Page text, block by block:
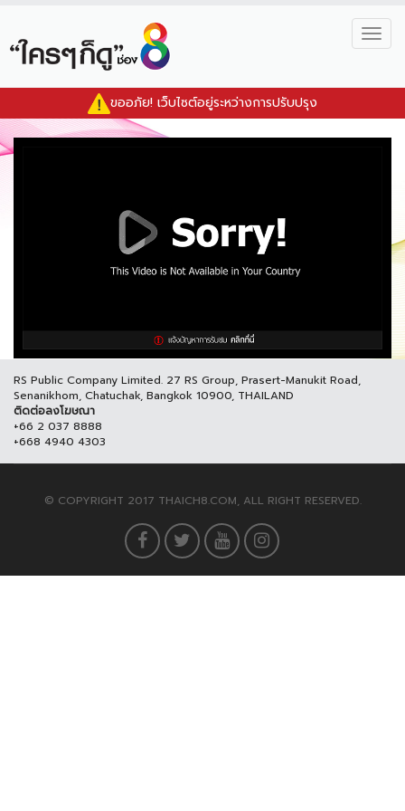
ขออภัย! เว็บไซต์อยู่ระหว่างการปรับปรุง
RS Public Company Limited. 27 RS Group, Prasert-Manukit Road,
Senanikhom, Chatuchak, Bangkok 10900, THAILAND
ติดต่อลงโฆษณา
+66 2 037 8888
+668 4940 4303
© COPYRIGHT 2017 THAICH8.COM, ALL RIGHT RESERVED.